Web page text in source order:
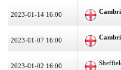
2023-01-14 16:00
2023-01-07 16:00
2023-01-02 16:00